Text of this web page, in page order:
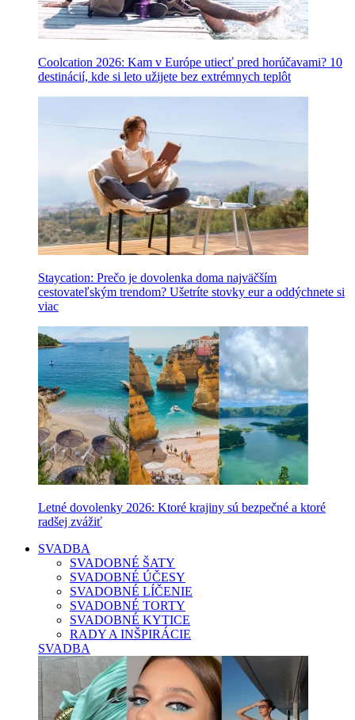
Coolcation 2026: Kam v Európe utiecť pred horúčavami? 10
destinácií, kde si leto užijete bez extrémnych teplôt
Staycation: Prečo je dovolenka doma najväčším
cestovateľským trendom? Ušetríte stovky eur a oddýchnete si
viac
Letné dovolenky 2026: Ktoré krajiny sú bezpečné a ktoré
radšej zvážiť
SVADBA
SVADOBNÉ ŠATY
SVADOBNÉ ÚČESY
SVADOBNÉ LÍČENIE
SVADOBNÉ TORTY
SVADOBNÉ KYTICE
RADY A INŠPIRÁCIE
SVADBA